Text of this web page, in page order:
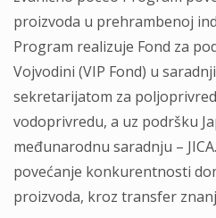
proizvoda u prehrambenoj
Program realizuje Fond za
Vojvodini (VIP Fond) u
sekretarijatom za
vodoprivredu, a uz podršku
međunarodnu saradnju –
povećanje konkurentnosti
proizvoda, kroz transfer